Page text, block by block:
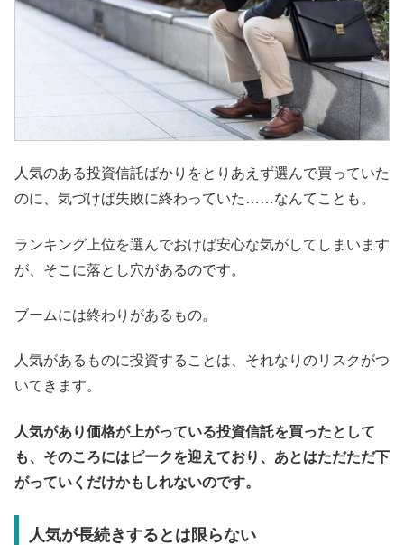
人気のある投資信託ばかりをとりあえず選んで買っていた
のに、気づけば失敗に終わっていた……なんてことも。
ランキング上位を選んでおけば安心な気がしてしまいます
が、そこに落とし穴があるのです。
ブームには終わりがあるもの。
人気があるものに投資することは、それなりのリスクがつ
いてきます。
人気があり価格が上がっている投資信託を買ったとして
も、そのころにはピークを迎えており、あとはただただ下
がっていくだけかもしれないのです。
人気が長続きするとは限らない